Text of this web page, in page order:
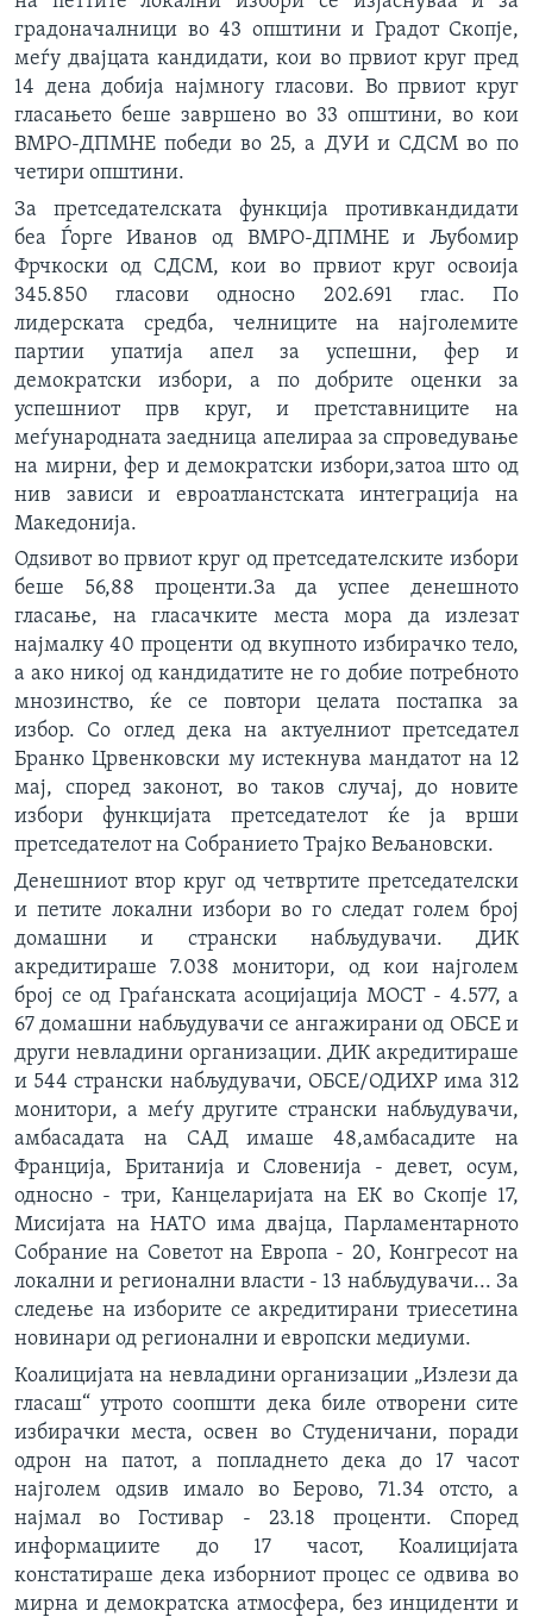
ИНТЕРВЈУА
Јазици
градоначалници во 43 општини и Градот Скопје,
меѓу двајцата кандидати, кои во првиот круг пред
14 дена добија најмногу гласови. Во првиот круг
гласањето беше завршено во 33 општини, во кои
ВМРО-ДПМНЕ победи во 25, а ДУИ и СДСМ во по
четири општини.
За претседателската функција противкандидати
беа Ѓорге Иванов од ВМРО-ДПМНЕ и Љубомир
Фрчкоски од СДСМ, кои во првиот круг освоија
345.850 гласови односно 202.691 глас. По
лидерската средба, челниците на најголемите
партии упатија апел за успешни, фер и
демократски избори, а по добрите оценки за
успешниот прв круг, и претставниците на
меѓународната заедница апелираа за спроведување
на мирни, фер и демократски избори,затоа што од
нив зависи и евроатланстската интеграција на
Македонија.
Одѕивот во првиот круг од претседателските избори
беше 56,88 проценти.За да успее денешното
гласање, на гласачките места мора да излезат
најмалку 40 проценти од вкупното избирачко тело,
а ако никој од кандидатите не го добие потребното
мнозинство, ќе се повтори целата постапка за
избор. Со оглед дека на актуелниот претседател
Бранко Црвенковски му истекнува мандатот на 12
мај, според законот, во таков случај, до новите
избори функцијата претседателот ќе ја врши
претседателот на Собранието Трајко Вељановски.
Денешниот втор круг од четвртите претседателски
и петите локални избори во го следат голем број
домашни и странски набљудувачи. ДИК
акредитираше 7.038 монитори, од кои најголем
број се од Граѓанската асоцијација МОСТ - 4.577, а
67 домашни набљудувачи се ангажирани од ОБСЕ и
други невладини организации. ДИК акредитираше
и 544 странски набљудувачи, ОБСЕ/ОДИХР има 312
монитори, а меѓу другите странски набљудувачи,
амбасадата на САД имаше 48,амбасадите на
Франција, Британија и Словенија - девет, осум,
односно - три, Канцеларијата на ЕК во Скопје 17,
Мисијата на НАТО има двајца, Парламентарното
Собрание на Советот на Европа - 20, Конгресот на
локални и регионални власти - 13 набљудувачи... За
следење на изборите се акредитирани триесетина
новинари од регионални и европски медиуми.
Коалицијата на невладини организации „Излези да
гласаш“ утрото соопшти дека биле отворени сите
избирачки места, освен во Студеничани, поради
одрон на патот, а попладнето дека до 17 часот
најголем одѕив имало во Берово, 71.34 отсто, а
најмал во Гостивар - 23.18 проценти. Според
информациите до 17 часот, Коалицијата
констатираше дека изборниот процес се одвива во
мирна и демократска атмосфера, без инциденти и